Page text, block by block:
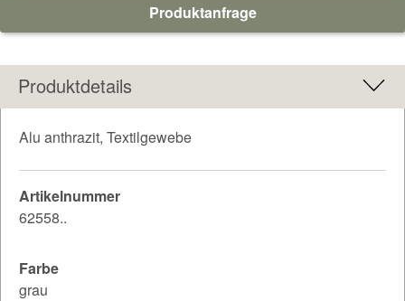
Produktanfrage
Produktdetails
Alu anthrazit, Textilgewebe
Artikelnummer
62558..
Farbe
grau